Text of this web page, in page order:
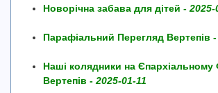
Новорічна забава для дітей - 2025-
Парафіальний Перегляд Вертепів -
Наші колядники на Єпархіальному
Вертепів - 2025-01-11